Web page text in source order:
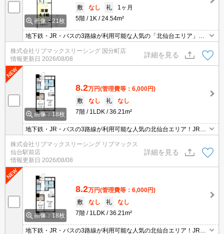
画像：21枚
敷
なし 礼
1ヶ月
5階
1K 24.54m²
地下鉄・JR・バスの3路線が利用可能な人気の「北仙台エリア」、
充実設備の家具家電付築浅ハイグレードマンション。引越しの面倒
な手間なくすぐにご入居可能です。全戸Wi-Fi無料でネットも使い放
題！！
株式会社リブマックスリーシング 国分町店
情報更新日 2026/08/08
詳細を見る
画像：18枚
8.2万円(管理費等：6,000円)
敷
なし 礼
なし
7階
1LDK 36.21m²
地下鉄・JR・バスの3路線が利用可能な人気の北仙台エリア！JR仙
山線『北仙台』駅徒歩7分、南向きの1LDK！オートロック・宅配B
OX完備！弊社の場合仲介手数料は賃料の0.55ヶ月分です♪初期費用
クレジット決済対応しています。
株式会社リブマックスリーシング リブマックス
仙台駅前店
情報更新日 2026/08/08
詳細を見る
画像：18枚
8.2万円(管理費等：6,000円)
敷
なし 礼
なし
7階
1LDK 36.21m²
地下鉄・JR・バスの3路線が利用可能な人気の北仙台エリア！JR仙